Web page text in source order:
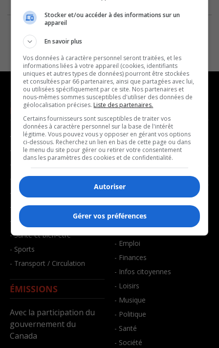
NOUVELLES
- Affaires municipales
- Communauté / Social
- Culture
- Économie
- Éducation
- Environnement
- Faits divers
- Santé et bien-être
- Sports
- Transport / Circulation
ÉMISSIONS
Avec la participation du
gouvernement du
Canada
MUSIQUE
- Décompte franco
- Joué récemment
BALADOS
- Art de vivre
- Bien-être
- Emploi
- Finances
- Infos citoyennes
- Loisirs
- Musique
- Politique
- Santé
- Société
Stocker et/ou accéder à des informations sur un
appareil
En savoir plus
Vos données à caractère personnel seront traitées, et les
informations liées à votre appareil (cookies, identifiants
uniques et autres types de données) pourront être stockées
et consultées par 66 partenaires, ainsi que partagées avec lui,
ou utilisées spécifiquement par ce site. Nos partenaires et
nous-mêmes sommes susceptibles d'utiliser des données de
géolocalisation précises. Liste des partenaires.
Certains fournisseurs sont susceptibles de traiter vos
données à caractère personnel sur la base de l'intérêt
légitime. Vous pouvez vous y opposer en gérant vos options
ci-dessous. Recherchez un lien en bas de cette page ou dans
le menu du site pour gérer ou retirer votre consentement
dans les paramètres des cookies et de confidentialité.
Autoriser
Gérer vos préférences